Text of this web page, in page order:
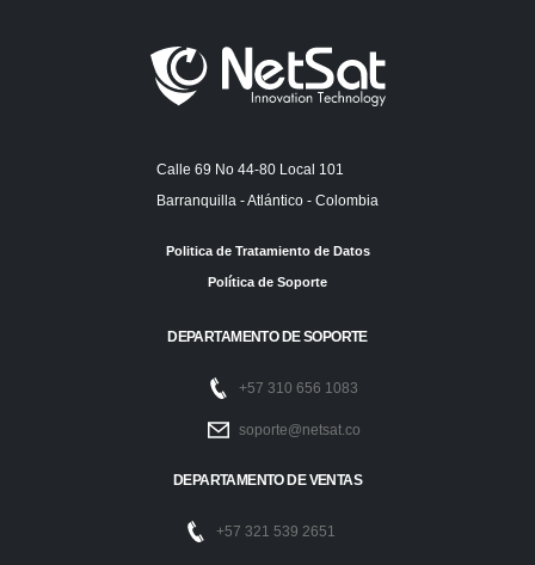
Calle 69 No 44-80 Local 101
Barranquilla - Atlántico - Colombia
Politica de Tratamiento de Datos
Política de Soporte
DEPARTAMENTO DE SOPORTE
+57 310 656 1083
soporte@netsat.co
DEPARTAMENTO DE VENTAS
+57 321 539 2651